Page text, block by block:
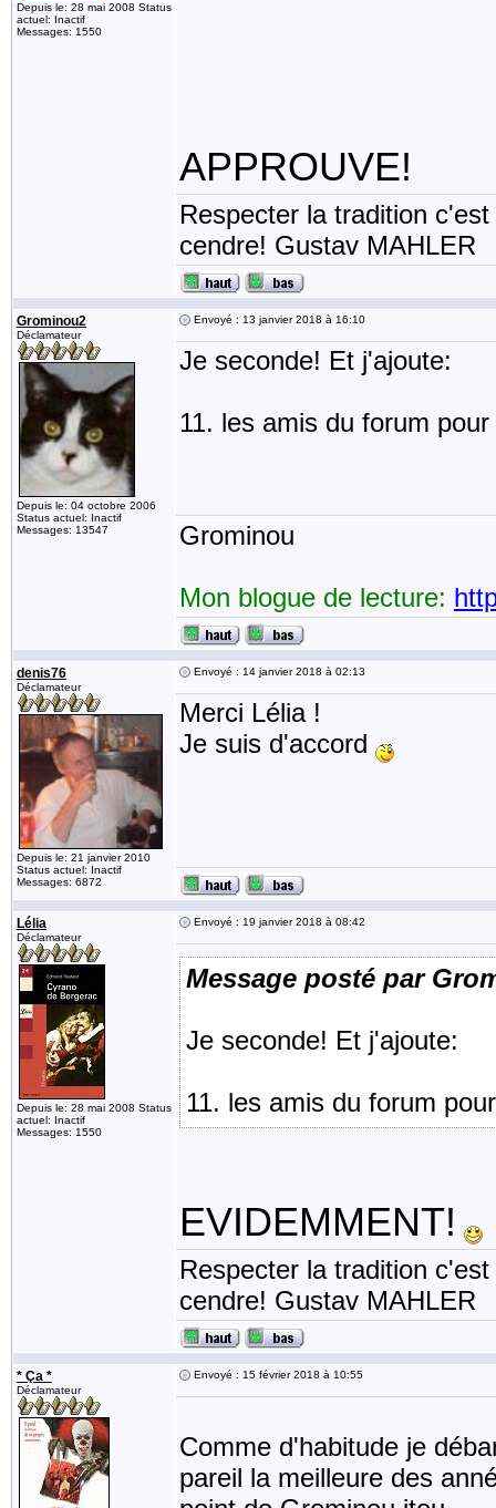
Depuis le: 28 mai 2008 Status
actuel: Inactif
Messages: 1550
APPROUVE!
Respecter la tradition
cendre! Gustav MAHLER
Grominou2
Déclamateur
Depuis le: 04 octobre 2006
Status actuel: Inactif
Messages: 13547
Envoyé : 13 janvier 2018 à 16:10
Je seconde! Et j'ajoute:
11. les amis du forum
Grominou
Mon blogue de lecture:
denis76
Déclamateur
Depuis le: 21 janvier 2010
Status actuel: Inactif
Messages: 6872
Envoyé : 14 janvier 2018 à 02:13
Merci Lélia !
Je suis d'accord
Lélia
Déclamateur
Depuis le: 28 mai 2008 Status
actuel: Inactif
Messages: 1550
Envoyé : 19 janvier 2018 à 08:42
Message posté par
Je seconde! Et j'ajoute:
11. les amis du forum
EVIDEMMENT!
Respecter la tradition
cendre! Gustav MAHLER
* Ça *
Déclamateur
Envoyé : 15 février 2018 à 10:55
Comme d'habitude je
pareil la meilleure des